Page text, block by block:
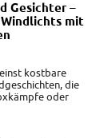
Gesichter –
mit
kostbare
die
oder